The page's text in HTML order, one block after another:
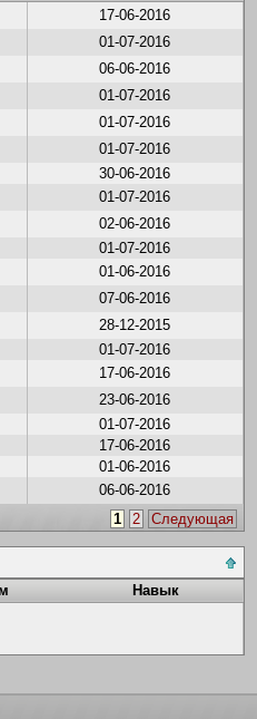
17-06-2016
01-07-2016
06-06-2016
01-07-2016
01-07-2016
01-07-2016
30-06-2016
01-07-2016
02-06-2016
01-07-2016
01-06-2016
07-06-2016
28-12-2015
01-07-2016
17-06-2016
23-06-2016
01-07-2016
17-06-2016
01-06-2016
06-06-2016
1
2 Следующая
Навык